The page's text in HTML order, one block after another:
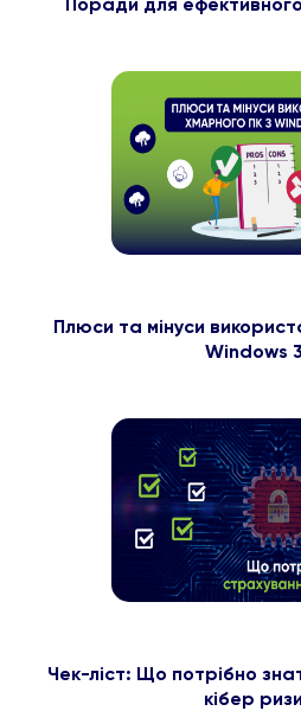
Плюси та мінуси
Windows
Чек-ліст: Що потрібно
кібер